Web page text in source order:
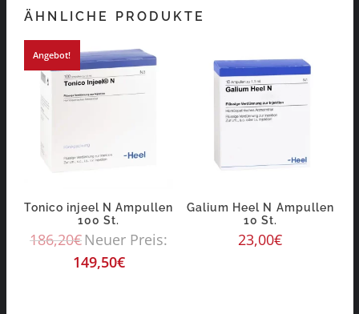
ÄHNLICHE PRODUKTE
Angebot!
Tonico injeel N Ampullen
100 St.
186,20€Neuer Preis:
149,50€
Galium Heel N Ampullen
10 St.
23,00€